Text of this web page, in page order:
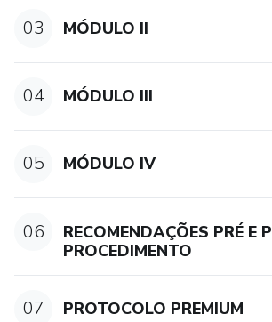
03 MÓDULO II
04 MÓDULO III
05 MÓDULO IV
06
RECOMENDAÇÕES PRÉ E
PROCEDIMENTO
07 PROTOCOLO PREMIUM